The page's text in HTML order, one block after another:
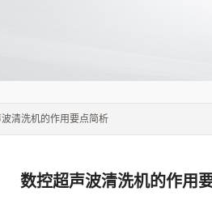
清洗机的作用要点简析
数控超声波清洗机的作用